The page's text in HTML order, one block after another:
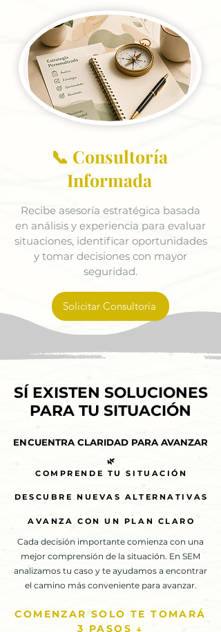
📞 Consultoría
Informada
Recibe asesoría estratégica basada
en análisis y experiencia para evaluar
situaciones, identificar oportunidades
y tomar decisiones con mayor
seguridad.
Solicitar Consultoría
SÍ EXISTEN SOLUCIONES
PARA TU SITUACIÓN
SÍ EXISTEN SOLUCIONES
PARA TU SITUACIÓN
ENCUENTRA CLARIDAD PARA AVANZAR
ENCUENTRA CLARIDAD PARA AVANZAR
🌿
COMPRENDE TU SITUACIÓN
DESCUBRE NUEVAS ALTERNATIVAS
AVANZA CON UN PLAN CLARO
🌿
COMPRENDE TU SITUACIÓN
DESCUBRE NUEVAS ALTERNATIVAS
AVANZA CON UN PLAN CLARO
Cada decisión importante comienza con una
mejor comprensión de la situación. En SEM
analizamos tu caso y te ayudamos a encontrar
el camino más conveniente para avanzar.
COMENZAR SOLO TE TOMARÁ
3 PASOS ↓